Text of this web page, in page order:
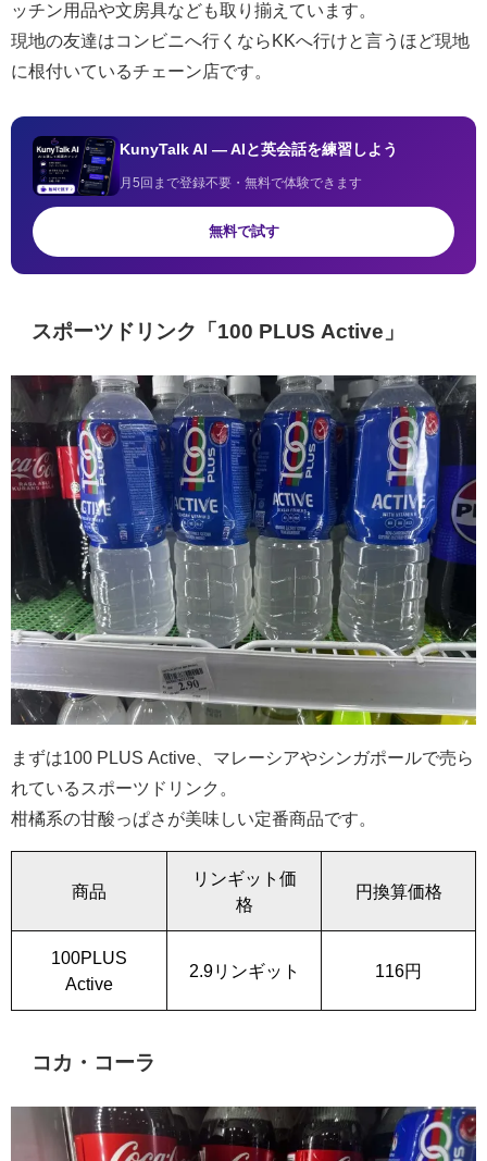
ッチン用品や文房具なども取り揃えています。
現地の友達はコンビニへ行くならKKへ行けと言うほど現地
に根付いているチェーン店です。
KunyTalk AI — AIと英会話を練習しよう
月5回まで登録不要・無料で体験できます
無料で試す
スポーツドリンク「100 PLUS Active」
まずは100 PLUS Active、マレーシアやシンガポールで売ら
れているスポーツドリンク。
柑橘系の甘酸っぱさが美味しい定番商品です。
商品
リンギット価
格
円換算価格
100PLUS
Active
2.9リンギット 116円
コカ・コーラ